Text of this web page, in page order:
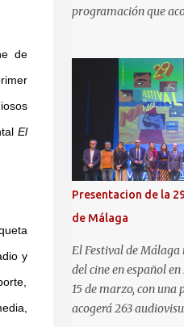
de
El
y
programación que
cortometrajes, series
variedad de
paralelas para todos
espacio, La Villa del
Malagueta.
malagueño se
de encuentro del
Sección Oficial a
películas (15 españolas
latinoamericanas). A
películas (16
sección Oficial no
Presentacion de la
de Málaga
El Festival de
del cine en español
15 de marzo, con una
acogerá 263